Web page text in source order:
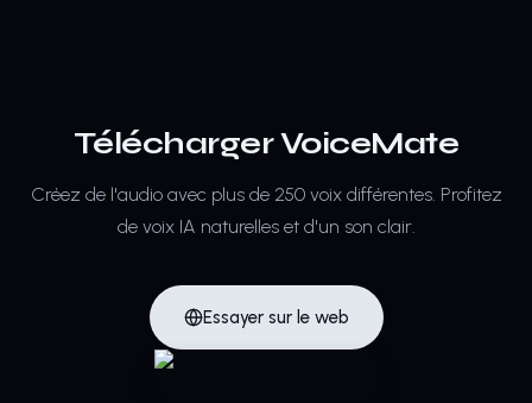
Télécharger VoiceMate
Créez de l'audio avec plus de 250 voix différentes. Profitez
de voix IA naturelles et d'un son clair.
Essayer sur le web